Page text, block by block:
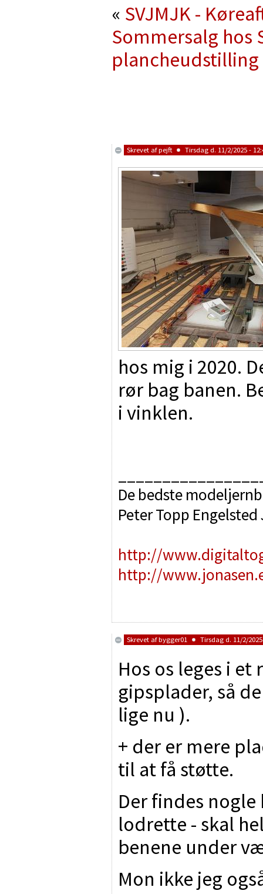
« SVJMJK -
Sommersalg hos
Skrevet afpejft Tirsdag d. 11/2/2025 -
hos mig i 2020.
rør bag banen.
i vinklen.
De bedste
Peter Topp Engelsted
http://
http://
Skrevet afbygger01 Tirsdag d. 11/2/
Hos os leges i
gipsplader, så
lige nu ).
+ der er mere
til at få støtte.
Der findes
lodrette - skal
benene under
Mon ikke jeg